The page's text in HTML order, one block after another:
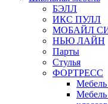
БЭЛЛ
ИКС ПУЛЛ
МОБАЙЛ
НЬЮ ЛАЙН
Парты
Стулья
ФОРТРЕСС
Мебель